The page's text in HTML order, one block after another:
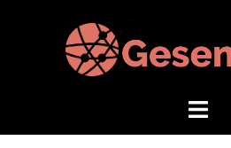
contenido